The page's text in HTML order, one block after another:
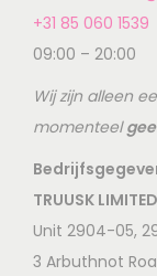
+31 85 060 1539
09:00 – 20:00
Wij zijn alleen
momenteel
TRUUSK LIMITED
Unit 2904-05,
3 Arbuthnot